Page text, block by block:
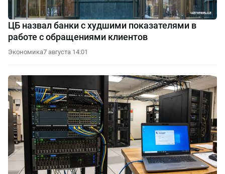
ЦБ назвал банки с худшими показателями в
работе с обращениями клиентов
Экономика7 августа 14:01